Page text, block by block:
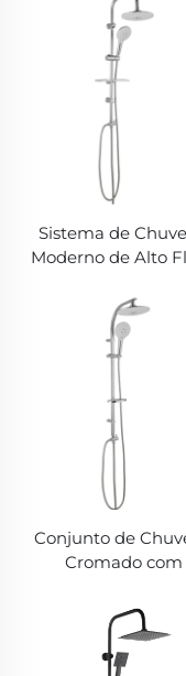
Sistema de
Moderno de Alto
de Mão e
Superior Preço de
Garantia de
Conjunto de
Cromado com
Chuveiro de Mão
da Fábrica Boa
Barato